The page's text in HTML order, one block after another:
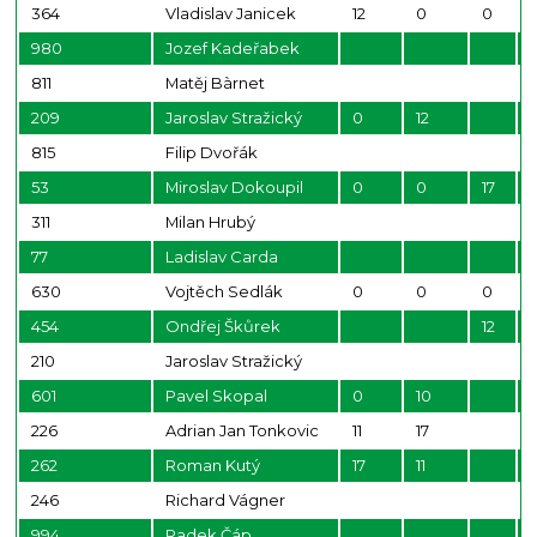
364
Vladislav Janicek 12 0 0
980
Jozef Kadeřabek
811
Matěj Bàrnet
209
Jaroslav Stražický 0
12
815
Filip Dvořák
53
Miroslav Dokoupil 0 0 17
311
Milan Hrubý
77
Ladislav Carda
630
Vojtěch Sedlák 0 0 0
454
Ondřej Škůrek 12
210
Jaroslav Stražický
601
Pavel Skopal 0
10
226
Adrian Jan Tonkovic 11
17
262
Roman Kutý 17
11
246
Richard Vágner